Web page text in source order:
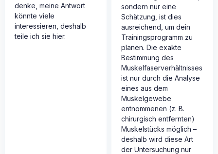
denke, meine Antwort
könnte viele
interessieren, deshalb
teile ich sie hier.
sondern nur eine
Schätzung, ist dies
ausreichend, um dein
Trainingsprogramm zu
planen. Die exakte
Bestimmung des
Muskelfaserverhältnisses
ist nur durch die Analyse
eines aus dem
Muskelgewebe
entnommenen (z. B.
chirurgisch entfernten)
Muskelstücks möglich –
deshalb wird diese Art
der Untersuchung nur